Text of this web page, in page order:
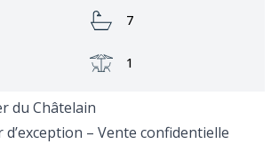
Bathrooms:
7
Terrasse:
1
du Châtelain
– Vente confidentielle